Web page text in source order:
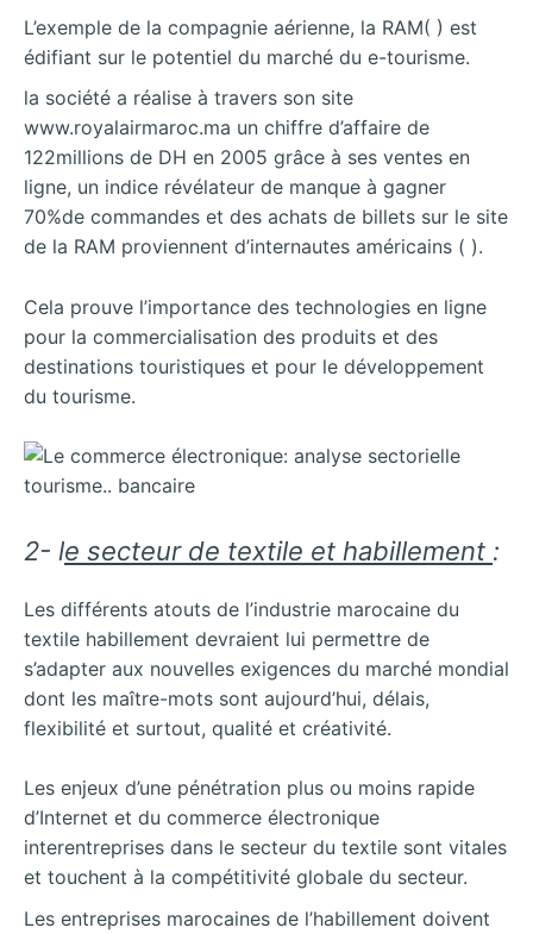
L’exemple de la compagnie aérienne, la RAM( ) est
édifiant sur le potentiel du marché du e-tourisme.
la société a réalise à travers son site
www.royalairmaroc.ma un chiffre d’affaire de
122millions de DH en 2005 grâce à ses ventes en
ligne, un indice révélateur de manque à gagner
70%de commandes et des achats de billets sur le site
de la RAM proviennent d’internautes américains ( ).
Cela prouve l’importance des technologies en ligne
pour la commercialisation des produits et des
destinations touristiques et pour le développement
du tourisme.
2- le secteur de textile et habillement :
Les différents atouts de l’industrie marocaine du
textile habillement devraient lui permettre de
s’adapter aux nouvelles exigences du marché mondial
dont les maître-mots sont aujourd’hui, délais,
flexibilité et surtout, qualité et créativité.
Les enjeux d’une pénétration plus ou moins rapide
d’Internet et du commerce électronique
interentreprises dans le secteur du textile sont vitales
et touchent à la compétitivité globale du secteur.
Les entreprises marocaines de l’habillement doivent